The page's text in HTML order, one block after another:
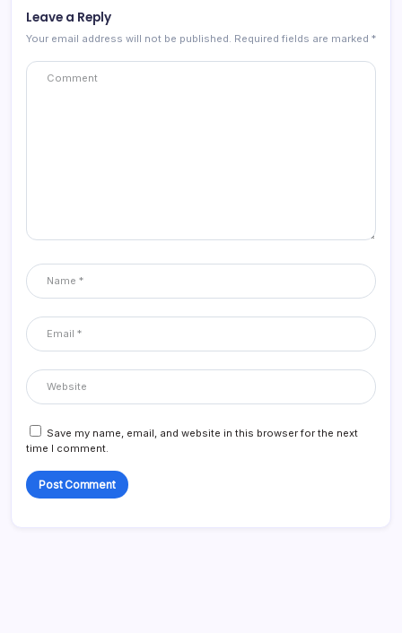
Leave a Reply
Your email address will not be published. Required fields are marked *
Save my name, email, and website in this browser for the next
time I comment.